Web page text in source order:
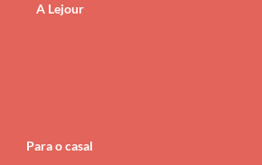
A Lejour
Para o casal